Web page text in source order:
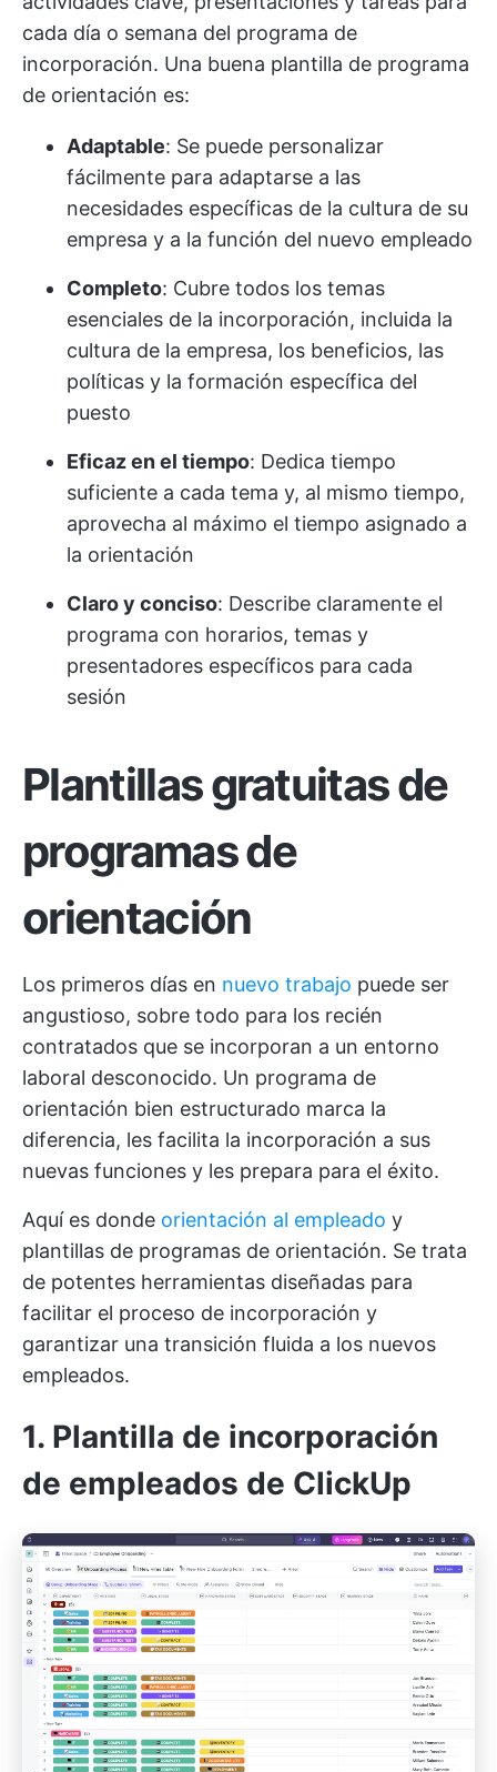
cada día o semana del programa de
incorporación. Una buena plantilla de programa
de orientación es:
Adaptable: Se puede personalizar
fácilmente para adaptarse a las
necesidades específicas de la cultura de su
empresa y a la función del nuevo empleado
Completo: Cubre todos los temas
esenciales de la incorporación, incluida la
cultura de la empresa, los beneficios, las
políticas y la formación específica del
puesto
Eficaz en el tiempo: Dedica tiempo
suficiente a cada tema y, al mismo tiempo,
aprovecha al máximo el tiempo asignado a
la orientación
Claro y conciso: Describe claramente el
programa con horarios, temas y
presentadores específicos para cada
sesión
Plantillas gratuitas de
programas de
orientación
Los primeros días en nuevo trabajo puede ser
angustioso, sobre todo para los recién
contratados que se incorporan a un entorno
laboral desconocido. Un programa de
orientación bien estructurado marca la
diferencia, les facilita la incorporación a sus
nuevas funciones y les prepara para el éxito.
Aquí es donde orientación al empleado y
plantillas de programas de orientación. Se trata
de potentes herramientas diseñadas para
facilitar el proceso de incorporación y
garantizar una transición fluida a los nuevos
empleados.
1. Plantilla de incorporación
de empleados de ClickUp